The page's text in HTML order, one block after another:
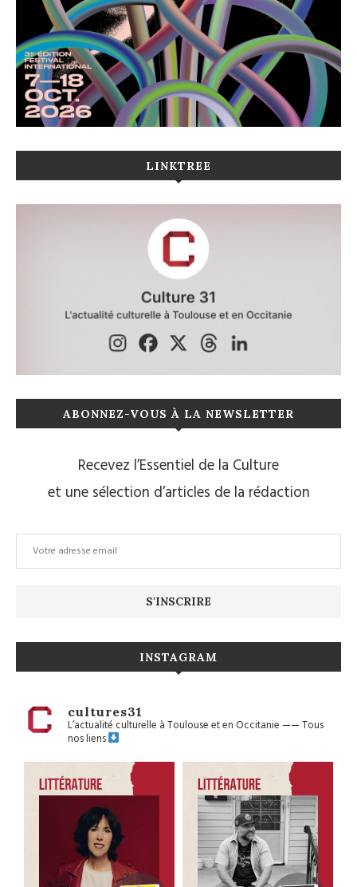
LINKTREE
ABONNEZ-VOUS À LA NEWSLETTER
Recevez l’Essentiel de la Culture
et une sélection d’articles de la rédaction
INSTAGRAM
cultures31
L’actualité culturelle à Toulouse et en Occitanie——Tous
nos liens